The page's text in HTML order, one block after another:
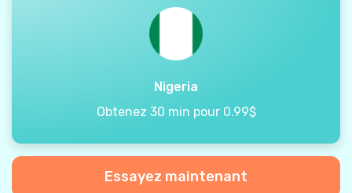
Nigeria
Obtenez 30 min pour 0.99$
Essayez maintenant